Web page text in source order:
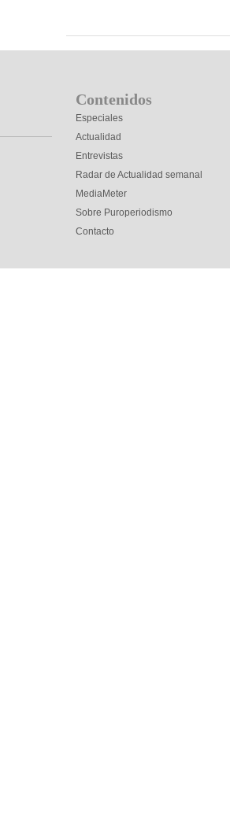
Contenidos
Especiales
Actualidad
Entrevistas
Radar de Actualidad semanal
MediaMeter
Sobre Puroperiodismo
Contacto